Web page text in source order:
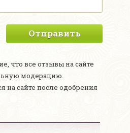
Отправить
что все отзывы на сайте
модерацию.
на сайте после одобрения